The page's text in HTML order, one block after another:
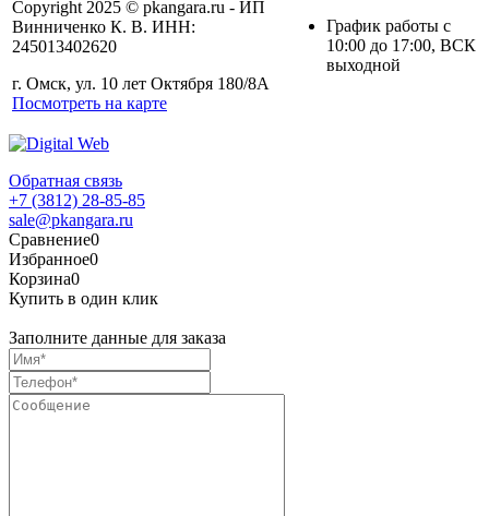
Copyright 2025 © pkangara.ru - ИП
Винниченко К. В. ИНН:
245013402620
г. Омск, ул. 10 лет Октября 180/8А
Посмотреть на карте
График работы с
10:00 до 17:00, ВСК
выходной
Обратная связь
+7 (3812) 28-85-85
sale@pkangara.ru
Сравнение0
Избранное0
Корзина0
Купить в один клик
Заполните данные для заказа